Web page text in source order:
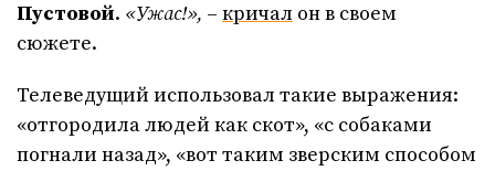
Пустовой. «Ужас!», – кричал он в своем
сюжете.
Телеведущий использовал такие выражения:
«отгородила людей как скот», «с собаками
погнали назад», «вот таким зверским способом